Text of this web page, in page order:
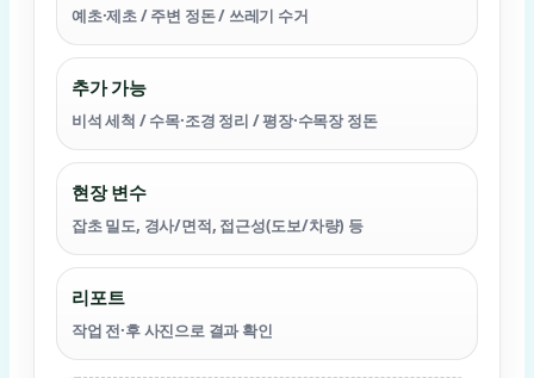
예초·제초 / 주변 정돈 / 쓰레기 수거
추가 가능
비석 세척 / 수목·조경 정리 / 평장·수목장 정돈
현장 변수
잡초 밀도, 경사/면적, 접근성(도보/차량) 등
리포트
작업 전·후 사진으로 결과 확인